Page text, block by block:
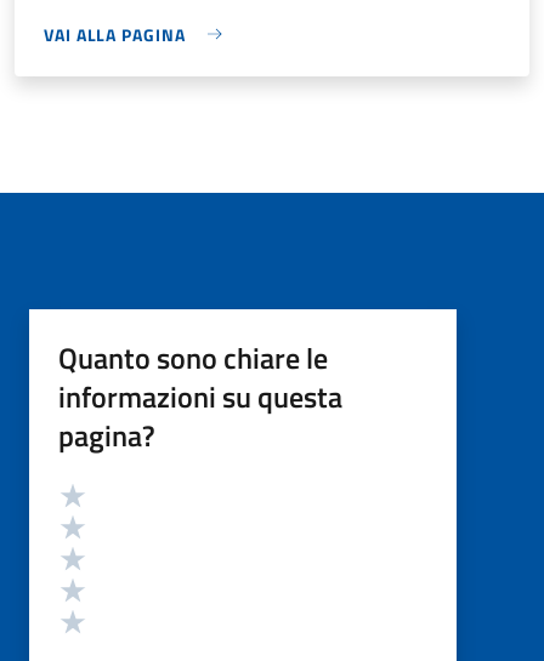
VAI ALLA PAGINA
Quanto sono chiare le
informazioni su questa
pagina?
Valutazione